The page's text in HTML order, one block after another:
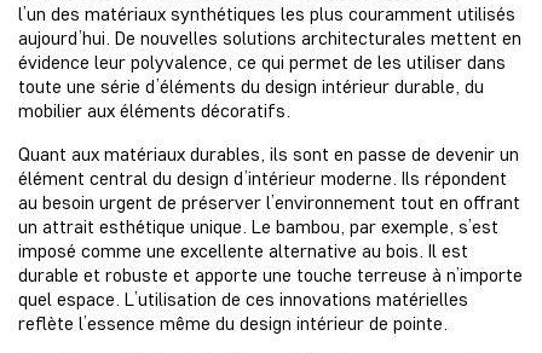
l’un des matériaux synthétiques les plus couramment utilisés
aujourd’hui. De nouvelles solutions architecturales mettent en
évidence leur polyvalence, ce qui permet de les utiliser dans
toute une série d’éléments du design intérieur durable, du
mobilier aux éléments décoratifs.
Quant aux matériaux durables, ils sont en passe de devenir un
élément central du design d’intérieur moderne. Ils répondent
au besoin urgent de préserver l’environnement tout en offrant
un attrait esthétique unique. Le bambou, par exemple, s’est
imposé comme une excellente alternative au bois. Il est
durable et robuste et apporte une touche terreuse à n’importe
quel espace. L’utilisation de ces innovations matérielles
reflète l’essence même du design intérieur de pointe.